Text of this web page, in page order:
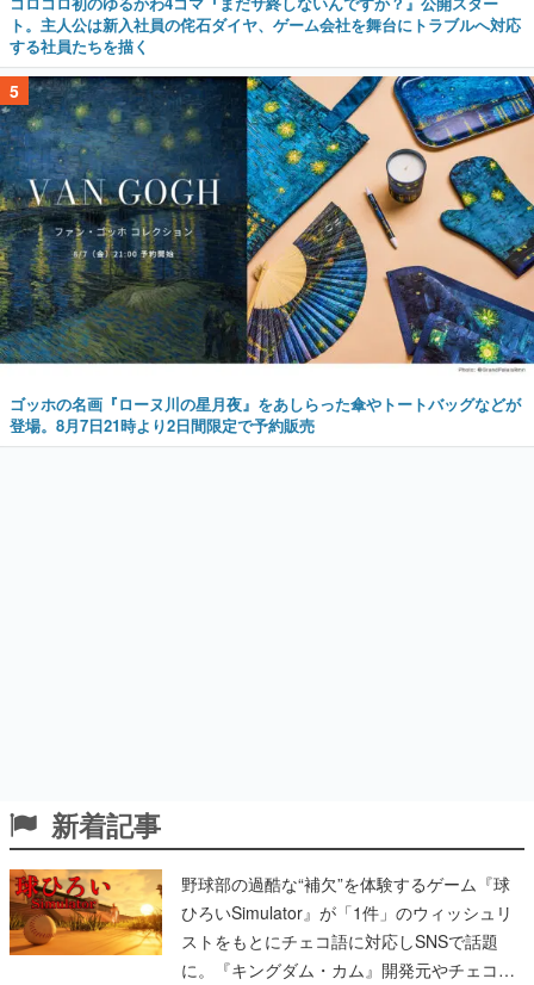
ト。主人公は新入社員の侘石ダイヤ、ゲーム会社を舞台にトラブルへ対応
する社員たちを描く
5
ゴッホの名画『ローヌ川の星月夜』をあしらった傘やトートバッグなどが
登場。8月7日21時より2日間限定で予約販売
新着記事
野球部の過酷な“補欠”を体験するゲーム『球
ひろいSimulator』が「1件」のウィッシュリ
ストをもとにチェコ語に対応しSNSで話題
に。『キングダム・カム』開発元やチェコの